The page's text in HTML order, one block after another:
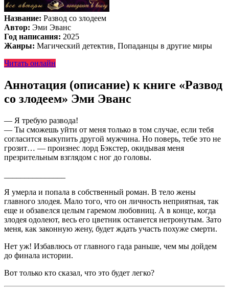
Название: Развод со злодеем
Автор: Эми Эванс
Год написания: 2025
Жанры: Магический детектив, Попаданцы в другие миры
Читать онлайн
Аннотация (описание) к книге «Развод
со злодеем» Эми Эванс
— Я требую развода!
— Ты сможешь уйти от меня только в том случае, если тебя
согласится выкупить другой мужчина. Но поверь, тебе это не
грозит… — произнес лорд Бэкстер, окидывая меня
презрительным взглядом с ног до головы.
Я умерла и попала в собственный роман. В тело жены
главного злодея. Мало того, что он личность неприятная, так
еще и обзавелся целым гаремом любовниц. А в конце, когда
злодея одолеют, весь его цветник останется нетронутым. Зато
меня, как законную жену, будет ждать участь похуже смерти.
Нет уж! Избавлюсь от главного гада раньше, чем мы дойдем
до финала истории.
Вот только кто сказал, что это будет легко?